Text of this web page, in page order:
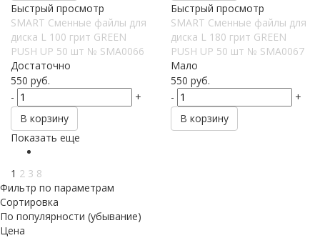
Быстрый просмотр
SMART Сменные файлы для
диска L 100 грит GREEN
PUSH UP 50 шт № SMA0066
Достаточно
550 руб.
-
+
В корзину
Быстрый просмотр
SMART Сменные файлы для
диска L 180 грит GREEN
PUSH UP 50 шт № SMA0067
Мало
550 руб.
-
+
В корзину
Показать еще
1 2 3 8
Фильтр по параметрам
Сортировка
По популярности (убывание)
Цена